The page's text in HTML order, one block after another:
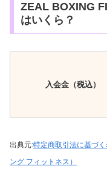
ZEAL BOXING
はいくら？
入会金（税込）
出典元:特定商取引法に基づ
ング フィットネス）